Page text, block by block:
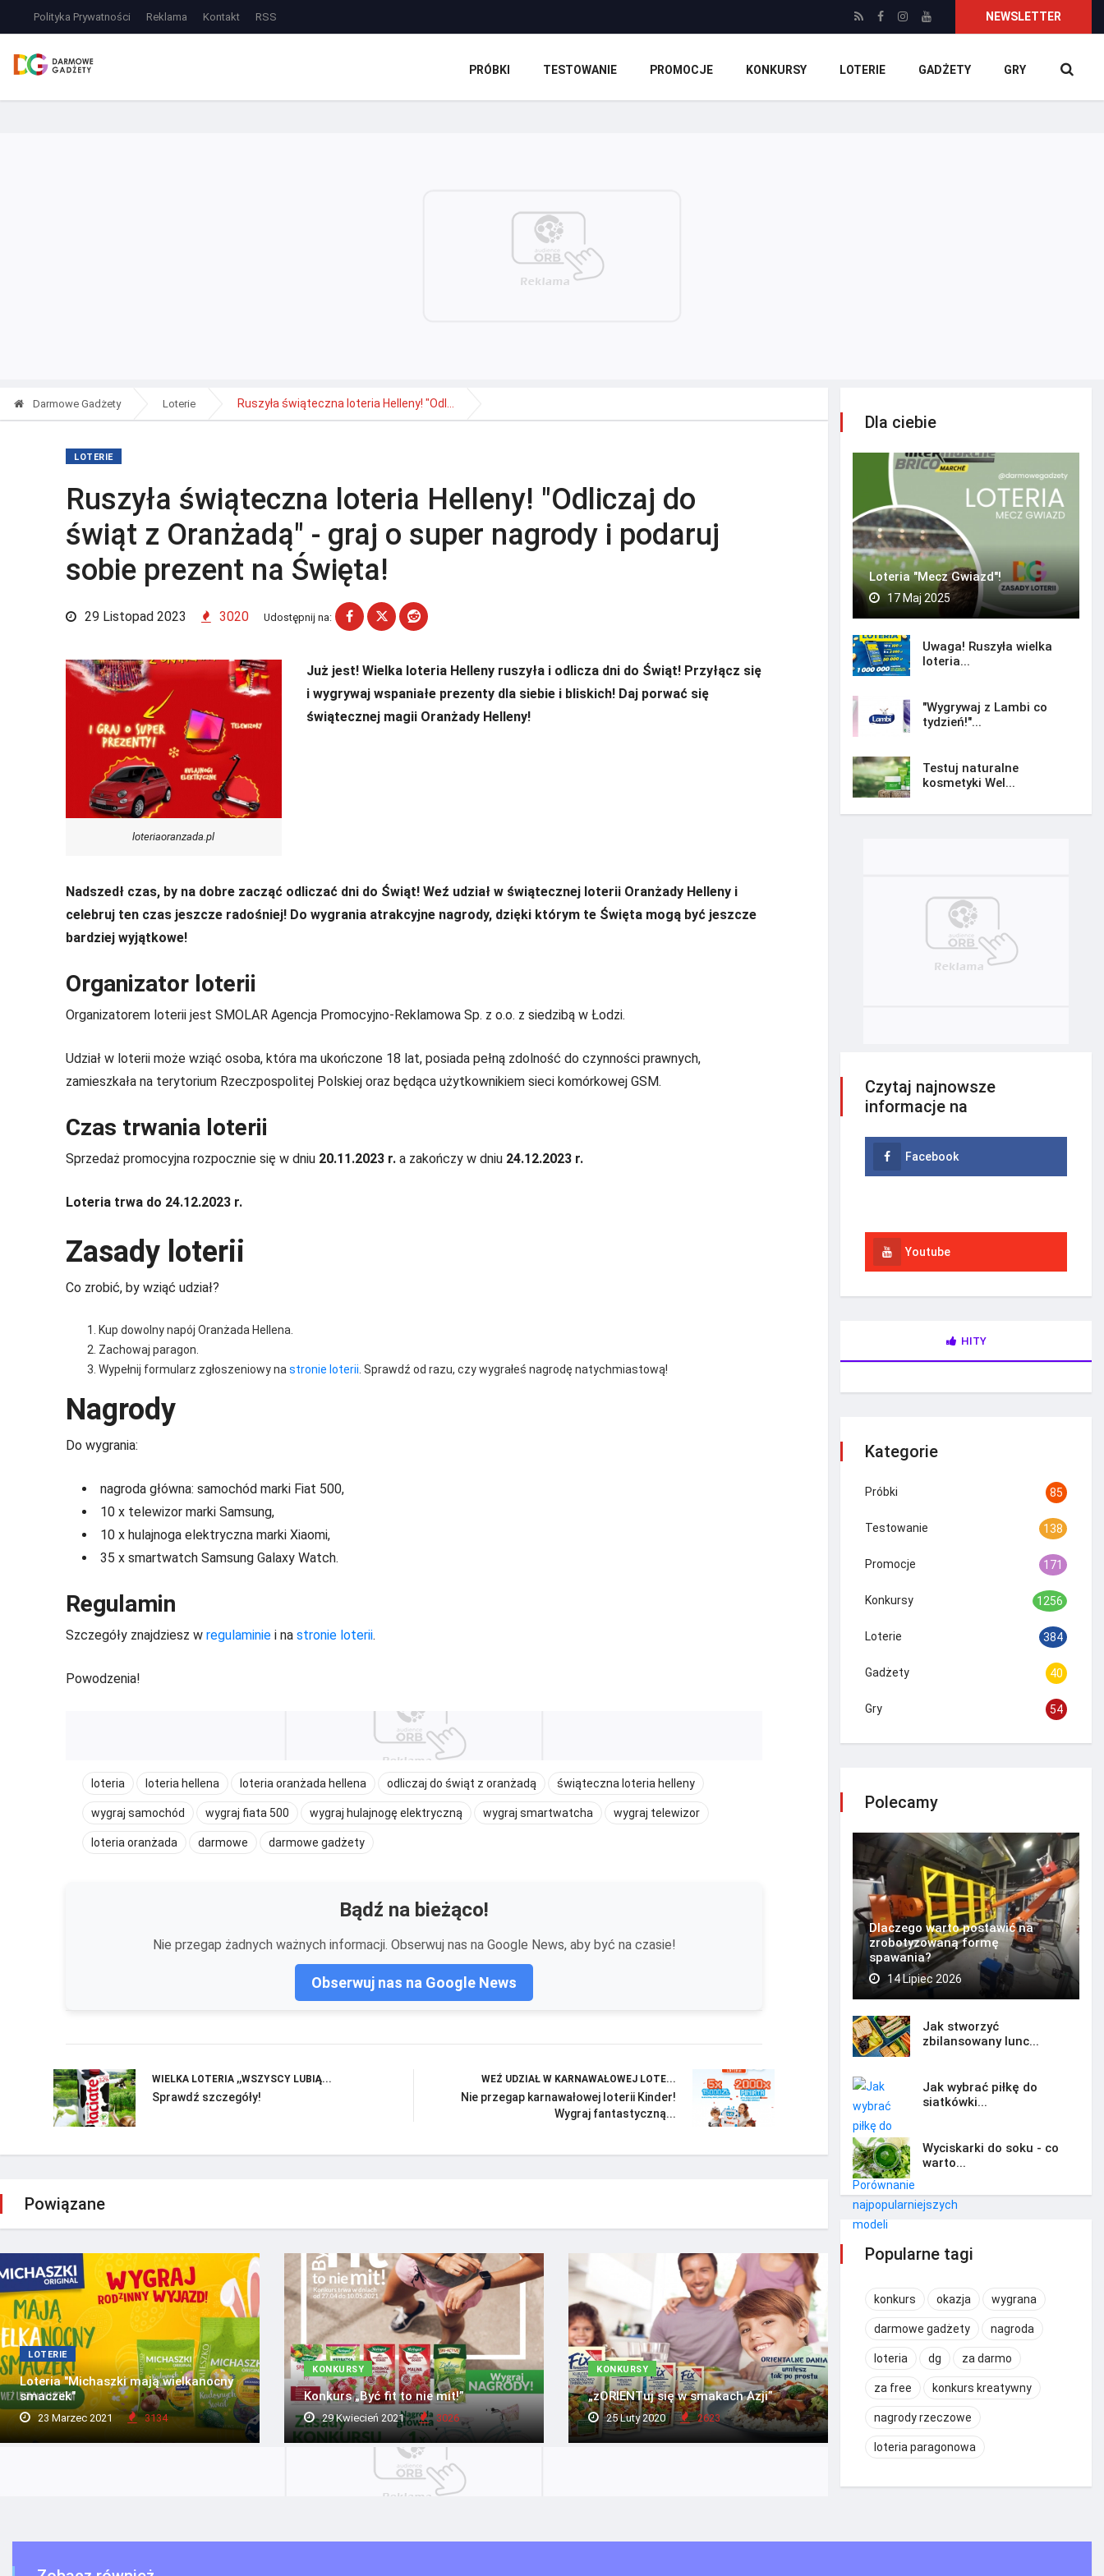
Polityka Prywatności Reklama Kontakt RSS NEWSLETTER
PRÓBKI TESTOWANIE PROMOCJE KONKURSY LOTERIE GADŻETY GRY
Darmowe Gadżety Loterie Ruszyła świąteczna loteria Helleny! "Odl...
LOTERIE
Ruszyła świąteczna loteria Helleny! "Odliczaj do
świąt z Oranżadą" - graj o super nagrody i podaruj
sobie prezent na Święta!
29 Listopad 2023 3020 Udostępnij na:
loteriaoranzada.pl
Już jest! Wielka loteria Helleny ruszyła i odlicza dni do Świąt! Przyłącz się
i wygrywaj wspaniałe prezenty dla siebie i bliskich! Daj porwać się
świątecznej magii Oranżady Helleny!
Nadszedł czas, by na dobre zacząć odliczać dni do Świąt! Weź udział w świątecznej loterii Oranżady Helleny i
celebruj ten czas jeszcze radośniej! Do wygrania atrakcyjne nagrody, dzięki którym te Święta mogą być jeszcze
bardziej wyjątkowe!
Organizator loterii
Organizatorem loterii jest SMOLAR Agencja Promocyjno-Reklamowa Sp. z o.o. z siedzibą w Łodzi.
Udział w loterii może wziąć osoba, która ma ukończone 18 lat, posiada pełną zdolność do czynności prawnych,
zamieszkała na terytorium Rzeczpospolitej Polskiej oraz będąca użytkownikiem sieci komórkowej GSM.
Czas trwania loterii
Sprzedaż promocyjna rozpocznie się w dniu 20.11.2023 r. a zakończy w dniu 24.12.2023 r.
Loteria trwa do 24.12.2023 r.
Zasady loterii
Co zrobić, by wziąć udział?
Kup dowolny napój Oranżada Hellena.
Zachowaj paragon.
Wypełnij formularz zgłoszeniowy na stronie loterii . Sprawdź od razu, czy wygrałeś nagrodę natychmiastową!
Nagrody
Do wygrania:
nagroda główna: samochód marki Fiat 500,
10 x telewizor marki Samsung,
10 x hulajnoga elektryczna marki Xiaomi,
35 x smartwatch Samsung Galaxy Watch.
Regulamin
Szczegóły znajdziesz w regulaminie i na stronie loterii.
Powodzenia!
loteria loteria hellena loteria oranżada hellena odliczaj do świąt z oranżadą świąteczna loteria helleny
wygraj samochód wygraj fiata 500 wygraj hulajnogę elektryczną wygraj smartwatcha wygraj telewizor
loteria oranżada darmowe darmowe gadżety
Bądź na bieżąco!
Nie przegap żadnych ważnych informacji. Obserwuj nas na Google News, aby być na czasie!
Obserwuj nas na Google News
WIELKA LOTERIA ,,WSZYSCY LUBIĄ...
Sprawdź szczegóły!
WEŹ UDZIAŁ W KARNAWAŁOWEJ LOTE...
Nie przegap karnawałowej loterii Kinder!
Wygraj fantastyczną...
Powiązane
LOTERIE
Loteria "Michaszki mają wielkanocny
smaczek"
23 Marzec 2021 3134
KONKURSY
Konkurs „Być fit to nie mit!”
29 Kwiecień 2021 3026
KONKURSY
„zORIENTuj się w smakach Azji”
25 Luty 2020 2623
Dla ciebie
Loteria "Mecz Gwiazd"!
17 Maj 2025
Uwaga! Ruszyła wielka
loteria...
"Wygrywaj z Lambi co
tydzień!"...
Testuj naturalne
kosmetyki Wel...
Czytaj najnowsze
informacje na
Facebook
Youtube
HITY
Kategorie
Próbki 85
Testowanie 138
Promocje 171
Konkursy 1256
Loterie 384
Gadżety 40
Gry 54
Polecamy
Dlaczego warto postawić na
zrobotyzowaną formę
spawania?
14 Lipiec 2026
Jak stworzyć
zbilansowany lunc...
Jak wybrać piłkę do
siatkówki...
Wyciskarki do soku - co
warto...
Popularne tagi
konkurs okazja wygrana
darmowe gadżety nagroda
loteria dg za darmo
za free konkurs kreatywny
nagrody rzeczowe
loteria paragonowa